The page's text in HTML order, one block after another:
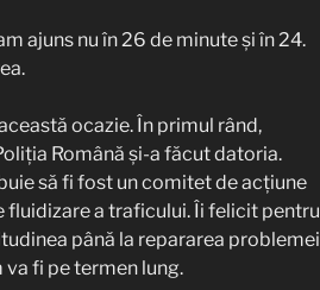
ajuns nu în 26 de minute și în 24.
ocazie. În primul rând,
Română și-a făcut datoria.
să fi fost un comitet de acțiune
fluidizare a traficului. Îi felicit pentru
până la repararea problemei
va fi pe termen lung.